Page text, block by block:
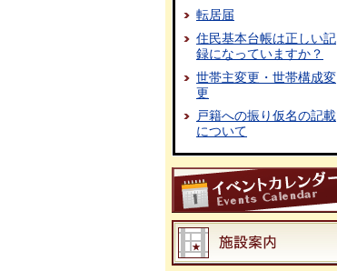
転居届
住民基本台帳は正しい記
録になっていますか？
世帯主変更・世帯構成変
更
戸籍への振り仮名の記載
について